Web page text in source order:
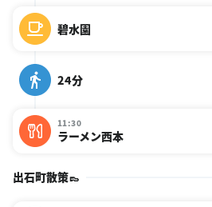
碧水園
24分
11:30
ラーメン西本
出石町散策👞